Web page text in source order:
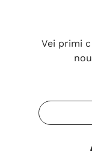
Vei primi
Adresa
Email